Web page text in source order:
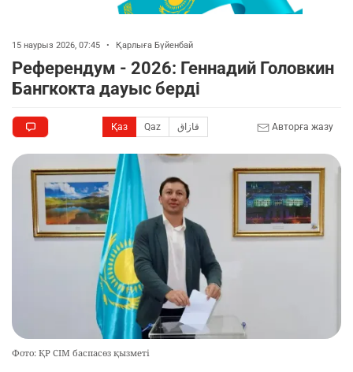
15 наурыз 2026, 07:45 • Қарлыға Бүйенбай
Референдум - 2026: Геннадий Головкин
Бангкокта дауыс берді
Қаз Qaz قازاق Авторға жазу
Фото: ҚР СІМ баспасөз қызметі